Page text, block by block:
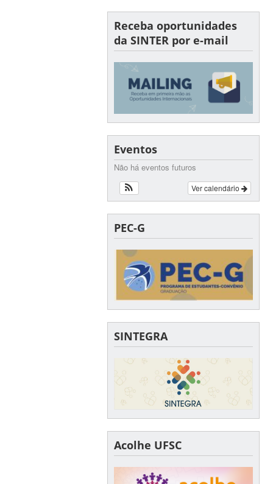
Receba oportunidades
da SINTER por e-mail
Eventos
Não há eventos futuros
Ver calendário
PEC-G
SINTEGRA
Acolhe UFSC